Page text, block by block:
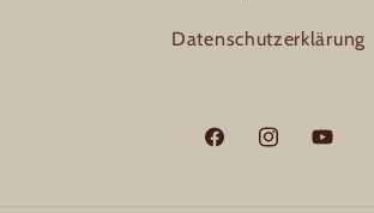
Datenschutzerklärung
FacebookInstagramYouTube